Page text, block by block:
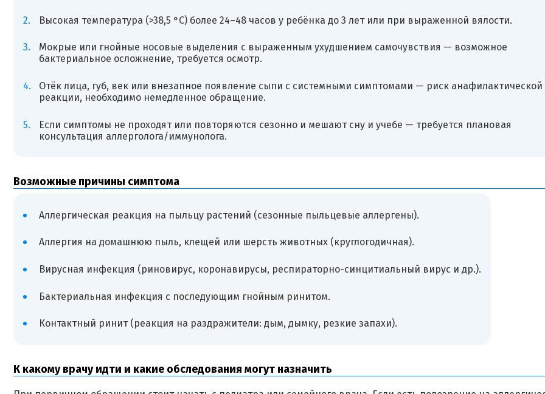
Высокая температура (>38,5 °C) более 24–48 часов у ребёнка до 3 лет или при выраженной вялости.
Мокрые или гнойные носовые выделения с выраженным ухудшением самочувствия — возможное
бактериальное осложнение, требуется осмотр.
Отёк лица, губ, век или внезапное появление сыпи с системными симптомами — риск анафилактической
реакции, необходимо немедленное обращение.
Если симптомы не проходят или повторяются сезонно и мешают сну и учебе — требуется плановая
консультация аллерголога/иммунолога.
Возможные причины симптома
Аллергическая реакция на пыльцу растений (сезонные пыльцевые аллергены).
Аллергия на домашнюю пыль, клещей или шерсть животных (круглогодичная).
Вирусная инфекция (риновирус, коронавирусы, респираторно-синцитиальный вирус и др.).
Бактериальная инфекция с последующим гнойным ринитом.
Контактный ринит (реакция на раздражители: дым, дымку, резкие запахи).
К какому врачу идти и какие обследования могут назначить